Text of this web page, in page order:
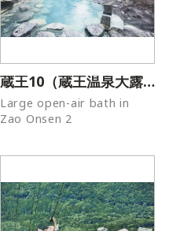
蔵王10（蔵王温泉大露天風呂）
Large open-air bath in
Zao Onsen 2